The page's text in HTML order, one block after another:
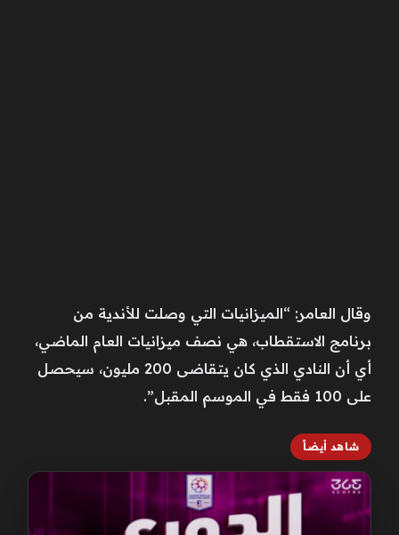
وقال العامر: “الميزانيات التي وصلت للأندية من
برنامج الاستقطاب، هي نصف ميزانيات العام الماضي،
أي أن النادي الذي كان يتقاضى 200 مليون، سيحصل
على 100 فقط في الموسم المقبل”.
شاهد أيضاً